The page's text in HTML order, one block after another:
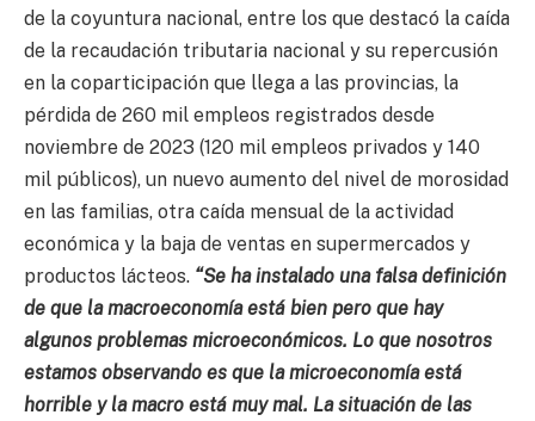
de la coyuntura nacional, entre los que destacó la caída
de la recaudación tributaria nacional y su repercusión
en la coparticipación que llega a las provincias, la
pérdida de 260 mil empleos registrados desde
noviembre de 2023 (120 mil empleos privados y 140
mil públicos), un nuevo aumento del nivel de morosidad
en las familias, otra caída mensual de la actividad
económica y la baja de ventas en supermercados y
productos lácteos. “Se ha instalado una falsa definición
de que la macroeconomía está bien pero que hay
algunos problemas microeconómicos. Lo que nosotros
estamos observando es que la microeconomía está
horrible y la macro está muy mal. La situación de las